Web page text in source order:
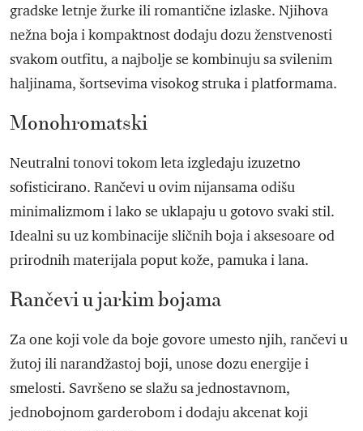
gradske letnje žurke ili romantične izlaske. Njihova
nežna boja i kompaktnost dodaju dozu ženstvenosti
svakom outfitu, a najbolje se kombinuju sa svilenim
haljinama, šortsevima visokog struka i platformama.
Monohromatski
Neutralni tonovi tokom leta izgledaju izuzetno
sofisticirano. Rančevi u ovim nijansama odišu
minimalizmom i lako se uklapaju u gotovo svaki stil.
Idealni su uz kombinacije sličnih boja i aksesoare od
prirodnih materijala poput kože, pamuka i lana.
Rančevi u jarkim bojama
Za one koji vole da boje govore umesto njih, rančevi u
žutoj ili narandžastoj boji, unose dozu energije i
smelosti. Savršeno se slažu sa jednostavnom,
jednobojnom garderobom i dodaju akcenat koji